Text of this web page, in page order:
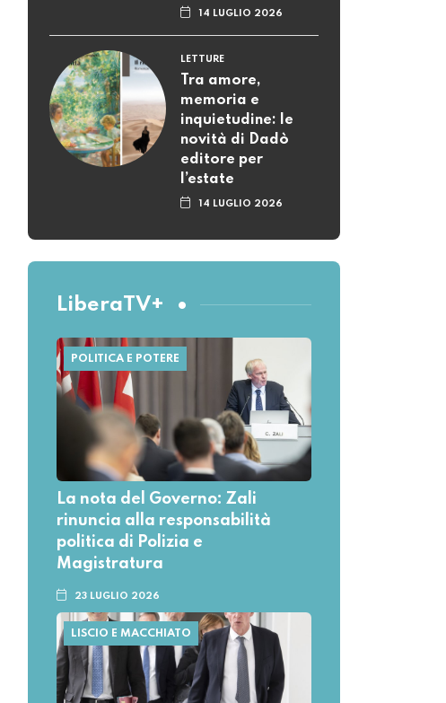
14 LUGLIO 2026
LETTURE
Tra amore,
memoria e
inquietudine: le
novità di Dadò
editore per
l’estate
14 LUGLIO 2026
LiberaTV+
POLITICA E POTERE
La nota del Governo: Zali
rinuncia alla responsabilità
politica di Polizia e
Magistratura
23 LUGLIO 2026
LISCIO E MACCHIATO